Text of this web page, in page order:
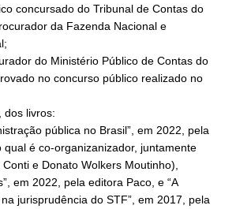
concursado do Tribunal de Contas do
da Fazenda Nacional e
do Ministério Público de Contas do
no concurso público realizado no
dos livros:
pública no Brasil”, em 2022, pela
qual é co-organizanizador, juntamente
e Donato Wolkers Moutinho),
em 2022, pela editora Paco, e “A
jurisprudência do STF”, em 2017, pela